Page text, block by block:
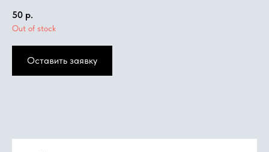
50 р.
Out of stock
Оставить заявку